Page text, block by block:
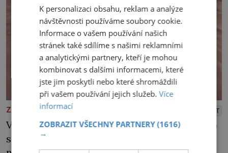
ZAJÍMAVOSTI PŘEHRÁT
V poušti Taklamakan byla koncem minulého
století objevena stovka hrobů s téměř
K personalizaci obsahu, reklam a analýze
návštěvnosti používáme soubory cookie.
Informace o vašem používání našich
stránek také sdílíme s našimi reklamními
a analytickými partnery, kteří je mohou
kombinovat s dalšími informacemi, které
jste jim poskytli nebo které shromáždili
při vašem používání jejich služeb.Více
informací
ZOBRAZIT VŠECHNY PARTNERY(1616)
→